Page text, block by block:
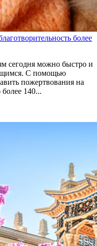
более
сегодня можно быстро и
С помощью
пожертвования на
140...